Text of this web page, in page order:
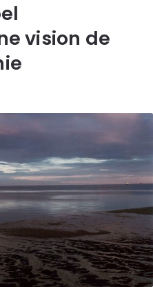
vision de